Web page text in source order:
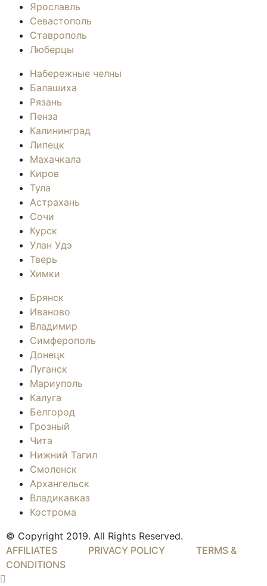
Ярославль
Севастополь
Ставрополь
Люберцы
Набережные челны
Балашиха
Рязань
Пенза
Калининград
Липецк
Махачкала
Киров
Тула
Астрахань
Сочи
Курск
Улан Удэ
Тверь
Химки
Брянск
Иваново
Владимир
Симферополь
Донецк
Луганск
Мариуполь
Калуга
Белгород
Грозный
Чита
Нижний Тагил
Смоленск
Архангельск
Владикавказ
Кострома
© Copyright 2019. All Rights Reserved.
AFFILIATES
PRIVACY POLICY
TERMS &
CONDITIONS